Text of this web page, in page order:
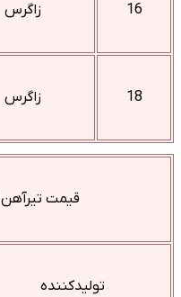
16 زاگرس
18 زاگرس
قیمت تیرآهن 26 اردیبهشت 1405
تولیدکننده